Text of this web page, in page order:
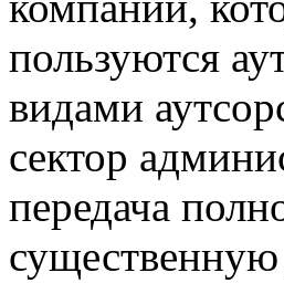
пользуются
видами
сектор
передача